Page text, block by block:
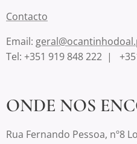
Contacto
Email:
Tel: +351 919 848 222 |
ONDE NOS
Rua Fernando Pessoa, nº8